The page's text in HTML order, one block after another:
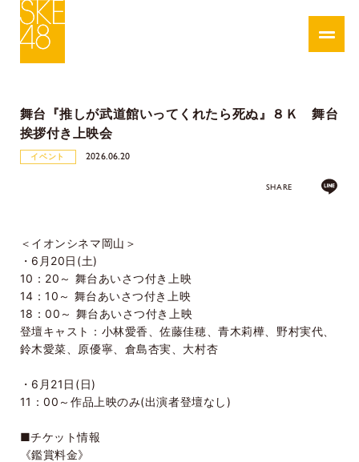
舞台『推しが武道館いってくれたら死ぬ』８Ｋ 舞台
挨拶付き上映会
イベント 2026.06.20
SHARE
＜イオンシネマ岡山＞
・ 6 月 20日 (土)
10 ： 20 ～ 舞台あいさつ付き上映
14 ：10 ～ 舞台あいさつ付き上映
18 ：00 ～ 舞台あいさつ付き上映
登壇キャスト：小林愛香、佐藤佳穂、青木莉樺、野村実代、
鈴木愛菜、原優寧、倉島杏実、大村杏
・ 6 月 21 日 (日)
11 ：00 ～作品上映のみ(出演者登壇なし)
■チケット情報
《鑑賞料金》